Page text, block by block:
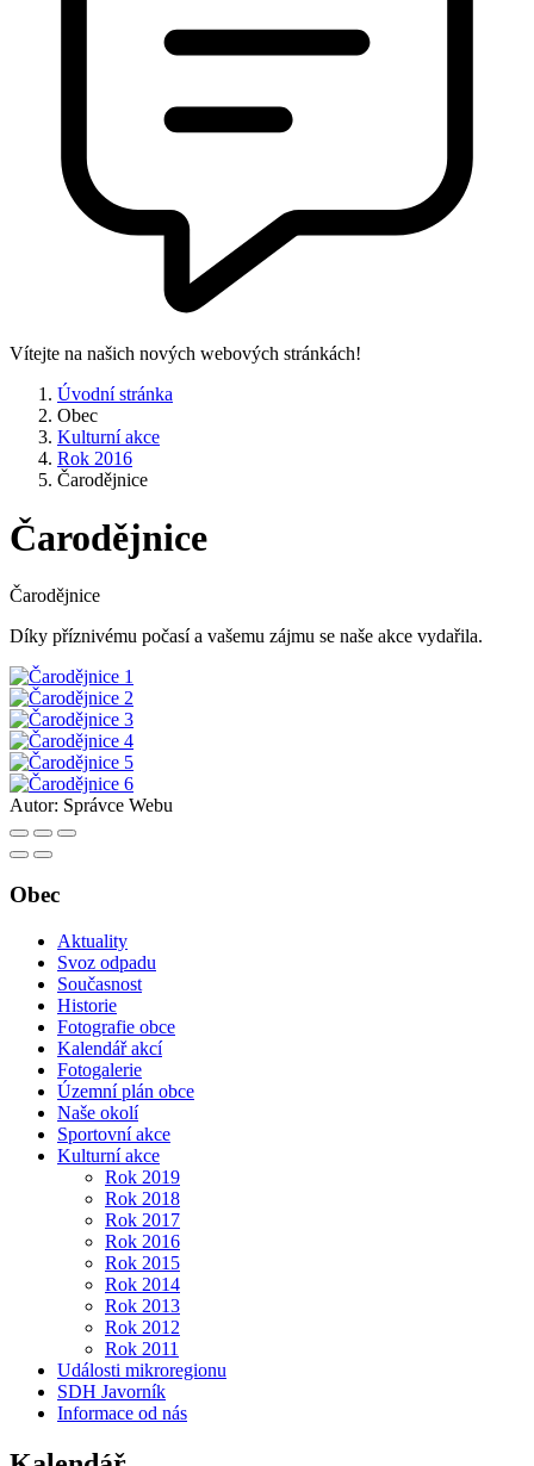
Vítejte na našich nových webových stránkách!
Úvodní stránka
Obec
Kulturní akce
Rok 2016
Čarodějnice
Čarodějnice
Čarodějnice
Díky příznivému počasí a vašemu zájmu se naše akce vydařila.
Autor: Správce Webu
Obec
Aktuality
Svoz odpadu
Současnost
Historie
Fotografie obce
Kalendář akcí
Fotogalerie
Územní plán obce
Naše okolí
Sportovní akce
Kulturní akce
Rok 2019
Rok 2018
Rok 2017
Rok 2016
Rok 2015
Rok 2014
Rok 2013
Rok 2012
Rok 2011
Události mikroregionu
SDH Javorník
Informace od nás